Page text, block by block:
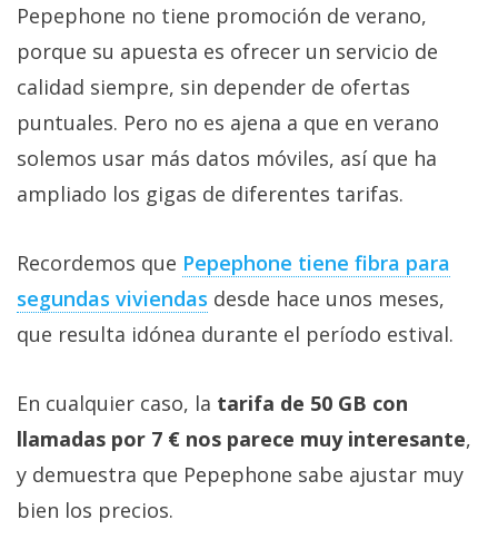
Pepephone no tiene promoción de verano,
porque su apuesta es ofrecer un servicio de
calidad siempre, sin depender de ofertas
puntuales. Pero no es ajena a que en verano
solemos usar más datos móviles, así que ha
ampliado los gigas de diferentes tarifas.
Recordemos que Pepephone tiene fibra para
segundas viviendas‎ desde hace unos meses,
que resulta idónea durante el período estival.
En cualquier caso, la tarifa de 50 GB con
llamadas por 7 € nos parece muy interesante,
y demuestra que Pepephone sabe ajustar muy
bien los precios.